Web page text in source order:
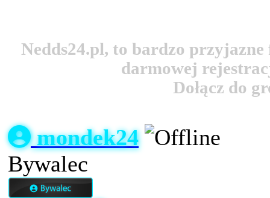
Nedds24.pl, to bardzo
darmowej
Dołącz do
mondek24
Bywalec